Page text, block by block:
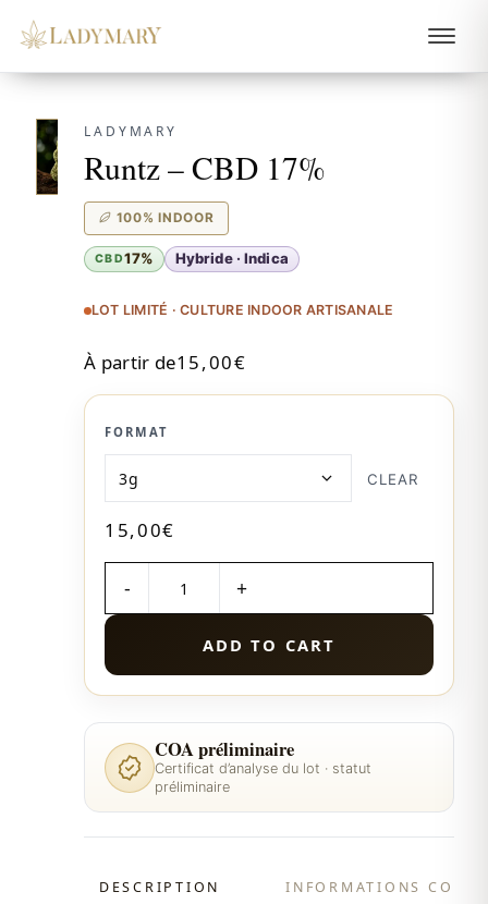
LADYMARY
Runtz – CBD 17%
100% INDOOR
CBD17% Hybride · Indica
LOT LIMITÉ · CULTURE INDOOR ARTISANALE
À partir de15,00€
FORMAT
CLEAR
15,00€
ADD TO CART
COA préliminaire
Certificat d’analyse du lot · statut
préliminaire
DESCRIPTION INFORMATIONS